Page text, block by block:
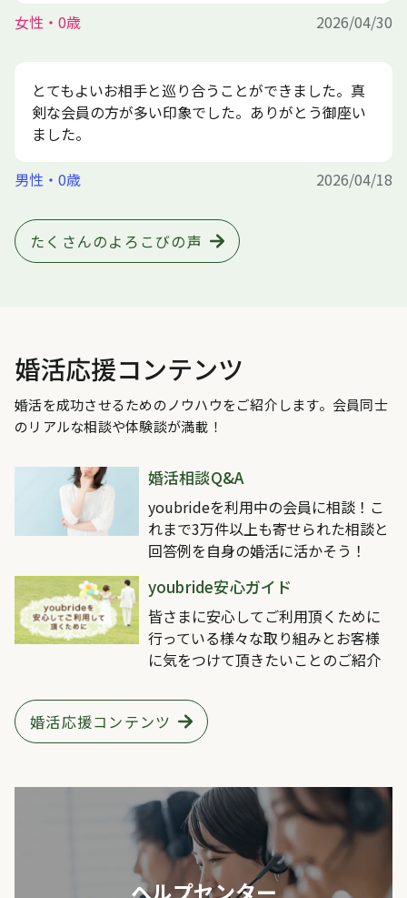
女性・0歳 2026/04/30
とてもよいお相手と巡り合うことができました。真
剣な会員の方が多い印象でした。ありがとう御座い
ました。
男性・0歳 2026/04/18
たくさんのよろこびの声
婚活応援コンテンツ
婚活を成功させるためのノウハウをご紹介します。会員同士
のリアルな相談や体験談が満載！
婚活相談Q&A
youbrideを利用中の会員に相談！こ
れまで3万件以上も寄せられた相談と
回答例を自身の婚活に活かそう！
youbride安心ガイド
皆さまに安心してご利用頂くために
行っている様々な取り組みとお客様
に気をつけて頂きたいことのご紹介
婚活応援コンテンツ
ヘルプセンター